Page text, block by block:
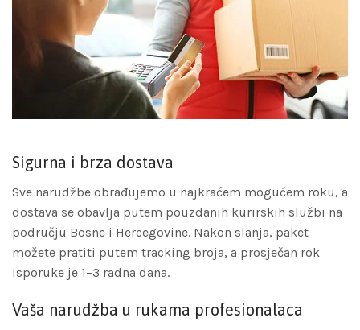
Sigurna i brza dostava
Sve narudžbe obrađujemo u najkraćem mogućem roku, a
dostava se obavlja putem pouzdanih kurirskih službi na
području Bosne i Hercegovine. Nakon slanja, paket
možete pratiti putem tracking broja, a prosječan rok
isporuke je 1–3 radna dana.
Vaša narudžba u rukama profesionalaca